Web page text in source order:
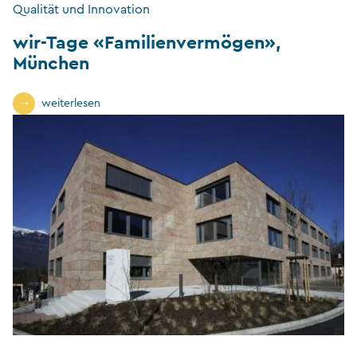
Qualität und Innovation
wir-Tage «Familienvermögen»,
München
weiterlesen